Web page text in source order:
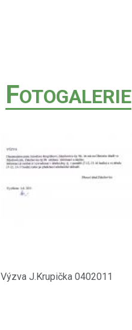
FOTOGALERIE
Výzva J.Krupička 0402011